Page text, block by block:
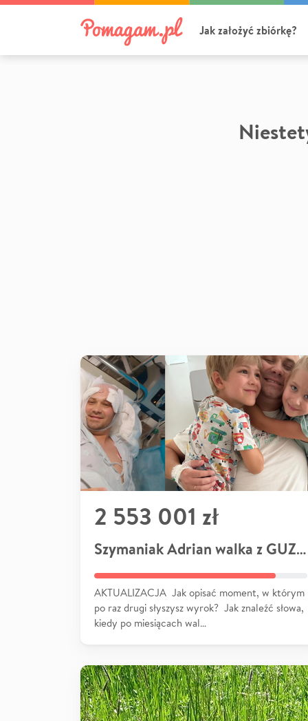
Jak założyć zbiórkę?
2 553 001 zł
Szymaniak Adrian walka z GUZEM
AKTUALIZACJA Jak opisać moment, w którym
po raz drugi słyszysz wyrok? Jak znaleźć słowa,
kiedy po miesiącach wal…